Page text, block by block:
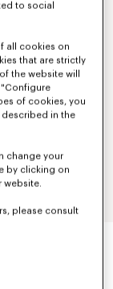
to social
all cookies on
that are strictly
the website will
"Configure
of cookies, you
in the
change your
by clicking on
please consult